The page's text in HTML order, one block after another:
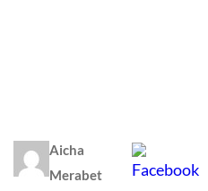
Aicha
Merabet